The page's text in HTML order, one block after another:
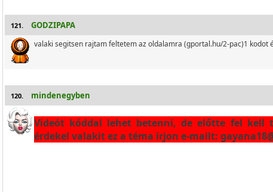
121. GODZIPAPA
valaki segitsen rajtam feltetem az oldalamra (gportal.hu/2-pac)1 kodot
120. mindenegyben
Videót kóddal lehet betenni, de előtte fel kell
érdekel valakit ez a téma írjon e-mailt: